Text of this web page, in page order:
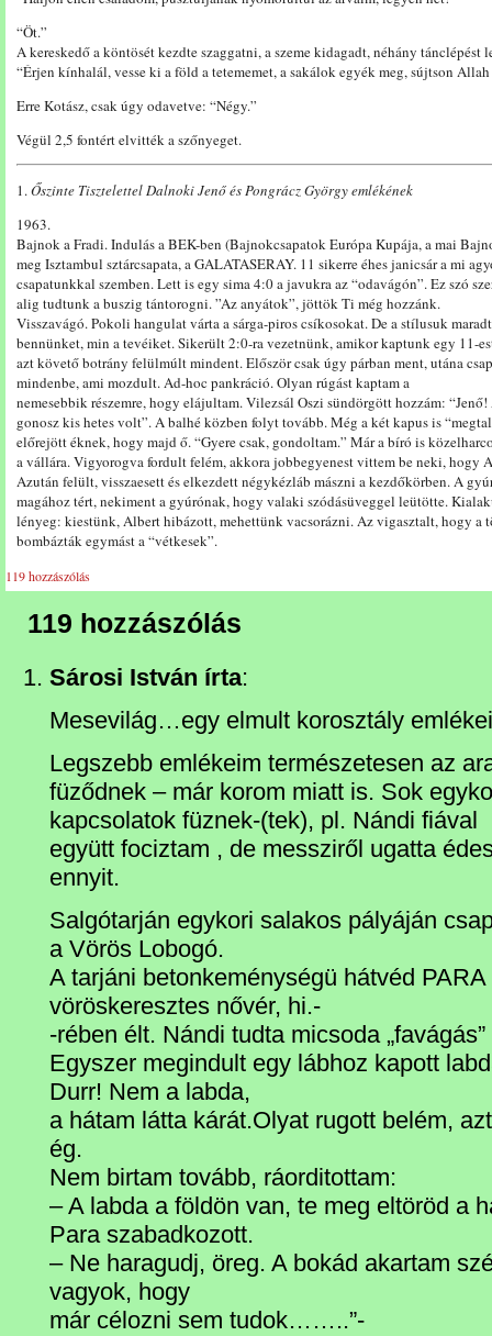
“Öt.”
A kereskedő a köntösét kezdte szaggatni, a szeme kidagadt, néhány tánclépést
“Érjen kínhalál, vesse ki a föld a tetememet, a sakálok egyék meg, sújtson
Erre Kotász, csak úgy odavetve: “Négy.”
Végül 2,5 fontért elvitték a szőnyeget.
1.Őszinte Tisztelettel Dalnoki Jenő és Pongrácz György emlékének
1963.
Bajnok a Fradi. Indulás a BEK-ben (Bajnokcsapatok Európa Kupája, a mai
meg Isztambul sztárcsapata, a GALATASERAY. 11 sikerre éhes janicsár a mi
csapatunkkal szemben. Lett is egy sima 4:0 a javukra az “odavágón”. Ez szó
alig tudtunk a buszig tántorogni. ”Az anyátok”, jöttök Ti még hozzánk.
Visszavágó. Pokoli hangulat várta a sárga-piros csíkosokat. De a stílusuk
bennünket, min a tevéiket. Sikerült 2:0-ra vezetnünk, amikor kaptunk egy 11-
azt követő botrány felülmúlt mindent. Először csak úgy párban ment, utána
mindenbe, ami mozdult. Ad-hoc pankráció. Olyan rúgást kaptam a
nemesebbik részemre, hogy elájultam. Vilezsál Oszi sündörgött hozzám: “Jenő!
gonosz kis hetes volt”. A balhé közben folyt tovább. Még a két kapus is
előrejött éknek, hogy majd ő. “Gyere csak, gondoltam.” Már a bíró is
a vállára. Vigyorogva fordult felém, akkora jobbegyenest vittem be neki, hogy
Azután felült, visszaesett és elkezdett négykézláb mászni a kezdőkörben. A
magához tért, nekiment a gyúrónak, hogy valaki szódásüveggel leütötte.
lényeg: kiestünk, Albert hibázott, mehettünk vacsorázni. Az vigasztalt, hogy a
bombázták egymást a “vétkesek”.
119 hozzászólás
119 hozzászólás
Sárosi István írta:
Mesevilág…egy elmult korosztály
Legszebb emlékeim természetesen az
füződnek – már korom miatt is. Sok
kapcsolatok füznek-(tek), pl. Nándi fiával
együtt fociztam , de messziről ugatta
ennyit.
Salgótarján egykori salakos pályáján
a Vörös Lobogó.
A tarjáni betonkeménységü hátvéd
vöröskeresztes nővér, hi.-
-rében élt. Nándi tudta micsoda
Egyszer megindult egy lábhoz kapott
Durr! Nem a labda,
a hátam látta kárát.Olyat rugott belém,
ég.
Nem birtam tovább, ráorditottam:
– A labda a földön van, te meg eltöröd a
Para szabadkozott.
– Ne haragudj, öreg. A bokád akartam
vagyok, hogy
már célozni sem tudok……..”-